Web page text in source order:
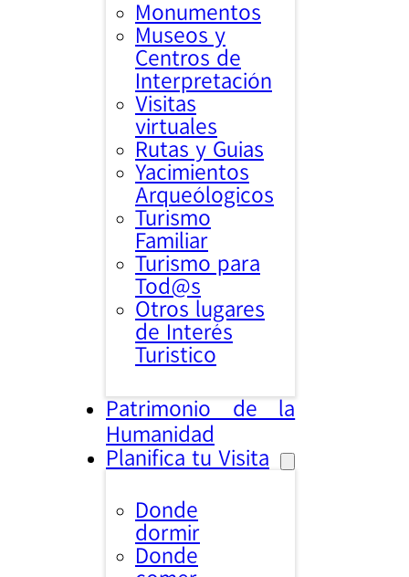
Monumentos
Museos y
Centros de
Interpretación
Visitas
virtuales
Rutas y Guias
Yacimientos
Arqueólogicos
Turismo
Familiar
Turismo para
Tod@s
Otros lugares
de Interés
Turistico
Patrimonio de la
Humanidad
Planifica tu Visita
Donde
dormir
Donde